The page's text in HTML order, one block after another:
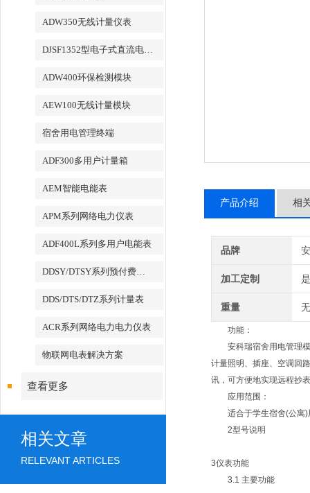
ADW350无线计量仪表
DJSF1352型电子式直流电能表
ADW400环保检测模块
AEW100无线计量模块
宿舍用电管理终端
ADF300多用户计量箱
AEM智能电能表
APM系列网络电力仪表
ADF400L系列多用户电能表
DDSY/DTSY系列预付费电表
DDS/DTS/DTZ系列计量表
ACR系列网络电力电力仪表
物联网电表解决方案
查看更多
相关文章
RELEVANT ARTICLES
产品介绍 相
品牌
加工定制 是
重量
功能：
安科瑞宿舍用电管理模
计量照明、插座、空调回
讯，可方便地实现远程抄
应用范围：
适合于学生宿舍(公寓)
2型号说明
3仪表功能
3.1 主要功能